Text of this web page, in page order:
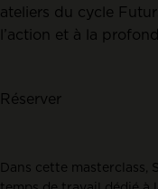
ateliers du cycle
l’action et à la
Réserver
Dans cette masterclass,